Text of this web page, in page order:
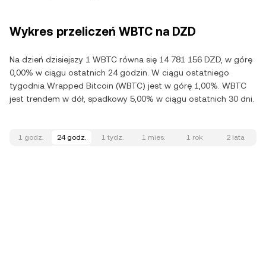
Wykres przeliczeń WBTC na DZD
Na dzień dzisiejszy 1 WBTC równa się 14 781 156 DZD, w górę
0,00% w ciągu ostatnich 24 godzin. W ciągu ostatniego
tygodnia Wrapped Bitcoin (WBTC) jest w górę 1,00%. WBTC
jest trendem w dół, spadkowy 5,00% w ciągu ostatnich 30 dni.
1 godz. 24 godz. 1 tydz. 1 mies. 1 rok 2 lata